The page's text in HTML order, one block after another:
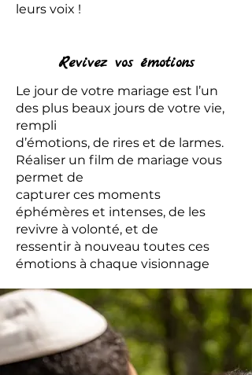
leurs voix !
Revivez vos émotions
Le jour de votre mariage est l’un
des plus beaux jours de votre vie,
rempli
d’émotions, de rires et de larmes.
Réaliser un film de mariage vous
permet de
capturer ces moments
éphémères et intenses, de les
revivre à volonté, et de
ressentir à nouveau toutes ces
émotions à chaque visionnage